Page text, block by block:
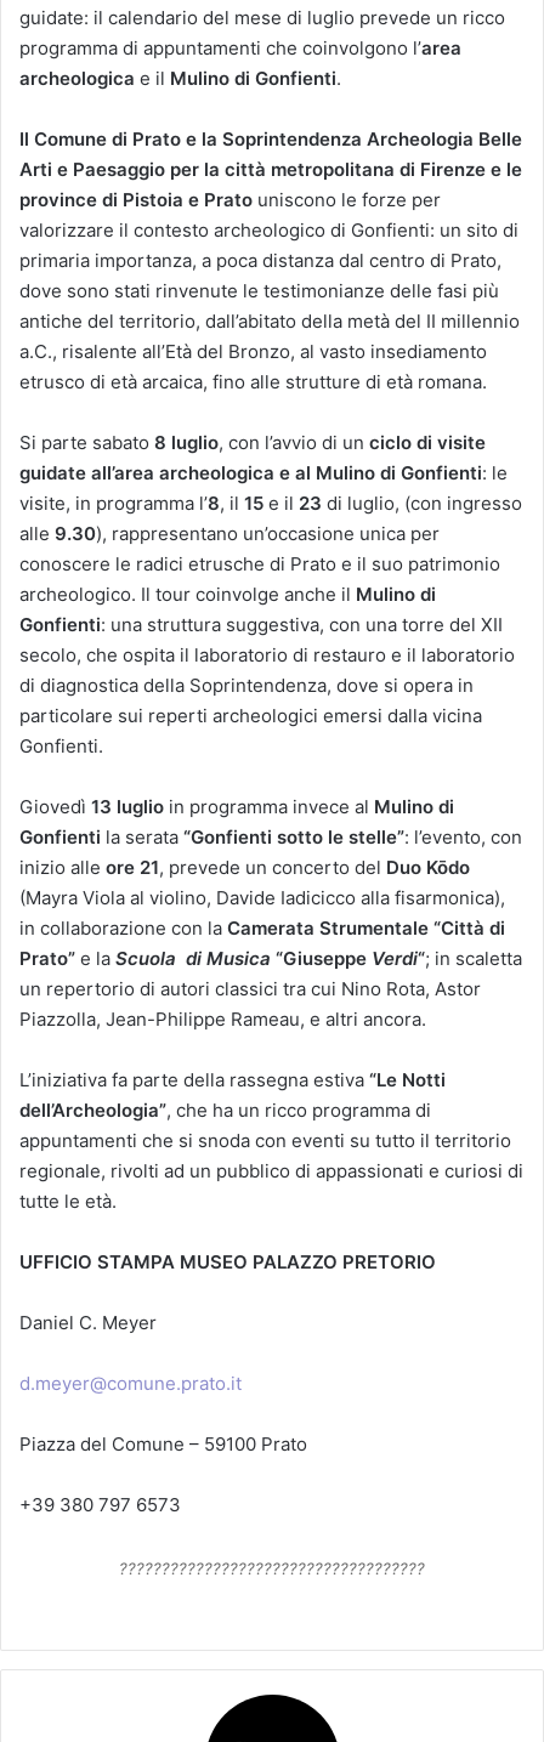
guidate: il calendario del mese di luglio prevede un ricco
programma di appuntamenti che coinvolgono l’area
archeologica e il Mulino di Gonfienti.
Il Comune di Prato e la Soprintendenza Archeologia Belle
Arti e Paesaggio per la città metropolitana di Firenze e le
province di Pistoia e Prato uniscono le forze per
valorizzare il contesto archeologico di Gonfienti: un sito di
primaria importanza, a poca distanza dal centro di Prato,
dove sono stati rinvenute le testimonianze delle fasi più
antiche del territorio, dall’abitato della metà del II millennio
a.C., risalente all’Età del Bronzo, al vasto insediamento
etrusco di età arcaica, fino alle strutture di età romana.
Si parte sabato 8 luglio, con l’avvio di un ciclo di visite
guidate all’area archeologica e al Mulino di Gonfienti: le
visite, in programma l’8, il 15 e il 23 di luglio, (con ingresso
alle 9.30), rappresentano un’occasione unica per
conoscere le radici etrusche di Prato e il suo patrimonio
archeologico. Il tour coinvolge anche il Mulino di
Gonfienti: una struttura suggestiva, con una torre del XII
secolo, che ospita il laboratorio di restauro e il laboratorio
di diagnostica della Soprintendenza, dove si opera in
particolare sui reperti archeologici emersi dalla vicina
Gonfienti.
Giovedì 13 luglio in programma invece al Mulino di
Gonfienti la serata “Gonfienti sotto le stelle”: l’evento, con
inizio alle ore 21, prevede un concerto del Duo Kōdo
(Mayra Viola al violino, Davide Iadicicco alla fisarmonica),
in collaborazione con la Camerata Strumentale “Città di
Prato” e la Scuola di Musica “Giuseppe Verdi“; in scaletta
un repertorio di autori classici tra cui Nino Rota, Astor
Piazzolla, Jean-Philippe Rameau, e altri ancora.
L’iniziativa fa parte della rassegna estiva “Le Notti
dell’Archeologia”, che ha un ricco programma di
appuntamenti che si snoda con eventi su tutto il territorio
regionale, rivolti ad un pubblico di appassionati e curiosi di
tutte le età.
UFFICIO STAMPA MUSEO PALAZZO PRETORIO
Daniel C. Meyer
d.meyer@comune.prato.it
Piazza del Comune – 59100 Prato
+39 380 797 6573
????????????????????????????????????